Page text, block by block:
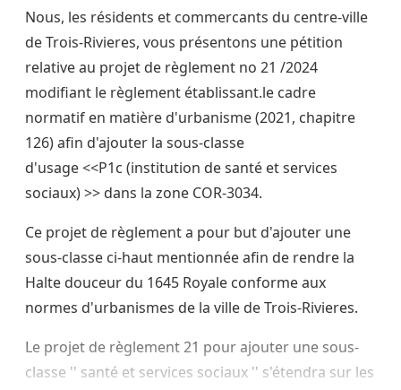
Nous, les résidents et commercants du centre-ville
de Trois-Rivieres, vous présentons une pétition
relative au projet de règlement no 21 /2024
modifiant le règlement établissant.le cadre
normatif en matière d'urbanisme (2021, chapitre
126) afin d'ajouter la sous-classe
d'usage <<P1c (institution de santé et services
sociaux) >> dans la zone COR-3034.
Ce projet de règlement a pour but d'ajouter une
sous-classe ci-haut mentionnée afin de rendre la
Halte douceur du 1645 Royale conforme aux
normes d'urbanismes de la ville de Trois-Rivieres.
Le projet de règlement 21 pour ajouter une sous-
classe '' santé et services sociaux '' s'étendra sur les